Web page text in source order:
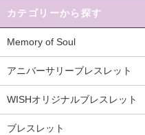
カテゴリーから探す
Memory of Soul
アニバーサリーブレスレット
WISHオリジナルブレスレット
ブレスレット